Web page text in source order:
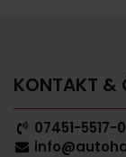
KONTAKT &
07451-5517-0